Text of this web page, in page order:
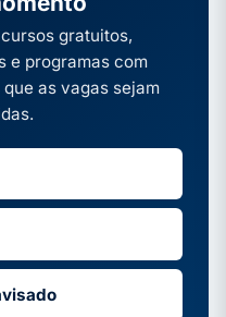
gratuitos,
e programas com
as vagas sejam